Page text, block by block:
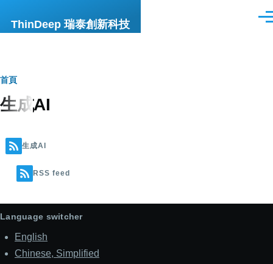
ThinDeep 瑞泰創新科技
選
導
航
結
首頁
生成AI
生成AI
RSS feed
Language switcher
English
Chinese, Simplified